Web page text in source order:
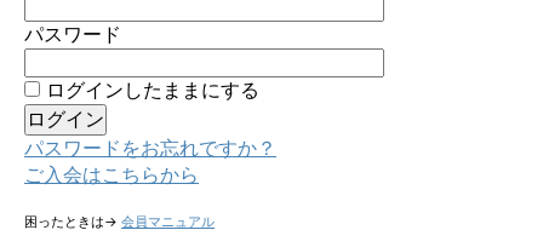
パスワード
ログインしたままにする
パスワードをお忘れですか？
ご入会はこちらから
困ったときは→ 会員マニュアル